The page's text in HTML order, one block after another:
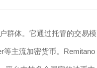
群体。它通过托管的交易模
等主流加密货币。Remitano